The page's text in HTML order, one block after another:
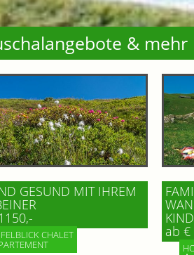
& mehr
GESUND MIT IHREM
CHALET
IND
ab €